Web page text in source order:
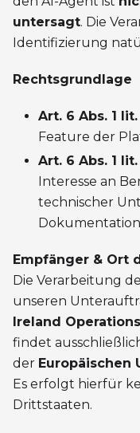
untersagt. Die
Identifizierung
Rechtsgrundlage
Art. 6 Abs. 1 lit.
Feature der
Art. 6 Abs. 1
Interesse an
technischer
Empfänger & Ort
Die Verarbeitung
unseren
Ireland
findet
der Europäischen
Es erfolgt hierfür
Drittstaaten.